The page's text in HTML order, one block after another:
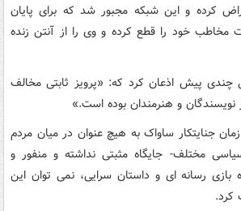
کرده و این شبکه مجبور شد که برای پایان
مخاطب خود را قطع کرده و وی را از آنتن زنده
پیش اذعان کرد که: «پرویز ثابتی مخالف
نویسندگان و هنرمندان بوده است.»
جنایتکار ساواک به هیچ عنوان در میان مردم
مختلف- جایگاه مثبتی نداشته و منفور و
رسانه ای و داستان سرایی، نمی توان این
کرد.